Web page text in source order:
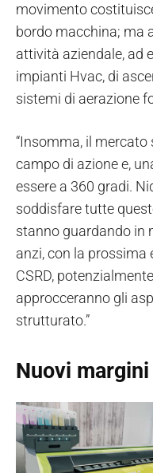
movimento
bordo macchina; ma
attività aziendale, ad
impianti Hvac, di
sistemi di aerazione
“Insomma, il mercato
campo di azione e,
essere a 360 gradi.
soddisfare tutte
stanno guardando in
anzi, con la prossima
CSRD,
approcceranno gli
strutturato.”
Nuovi